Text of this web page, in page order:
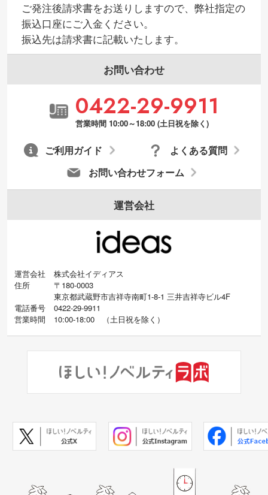
ご発注後請求書をお送りしますので、弊社指定の
振込口座にご入金ください。
振込先は請求書に記載いたします。
お問い合わせ
0422-29-9911
営業時間 10:00～18:00 (土日祝を除く)
お問い合わせフォーム
よくある質問
ご利用ガイド
運営会社
運営会社
株式会社イディアス
住所
〒180-0003
東京都武蔵野市吉祥寺南町1-8-1 三井吉祥寺ビル4F
電話番号
0422-29-9911
営業時間
10:00-18:00 （土日祝を除く）